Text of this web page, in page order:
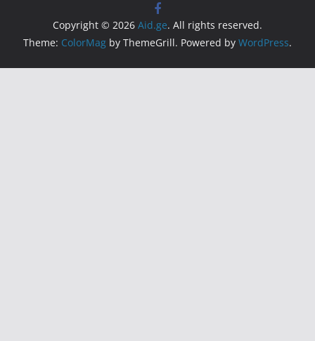
Copyright © 2026 Aid.ge. All rights reserved.
Theme: ColorMag by ThemeGrill. Powered by WordPress.